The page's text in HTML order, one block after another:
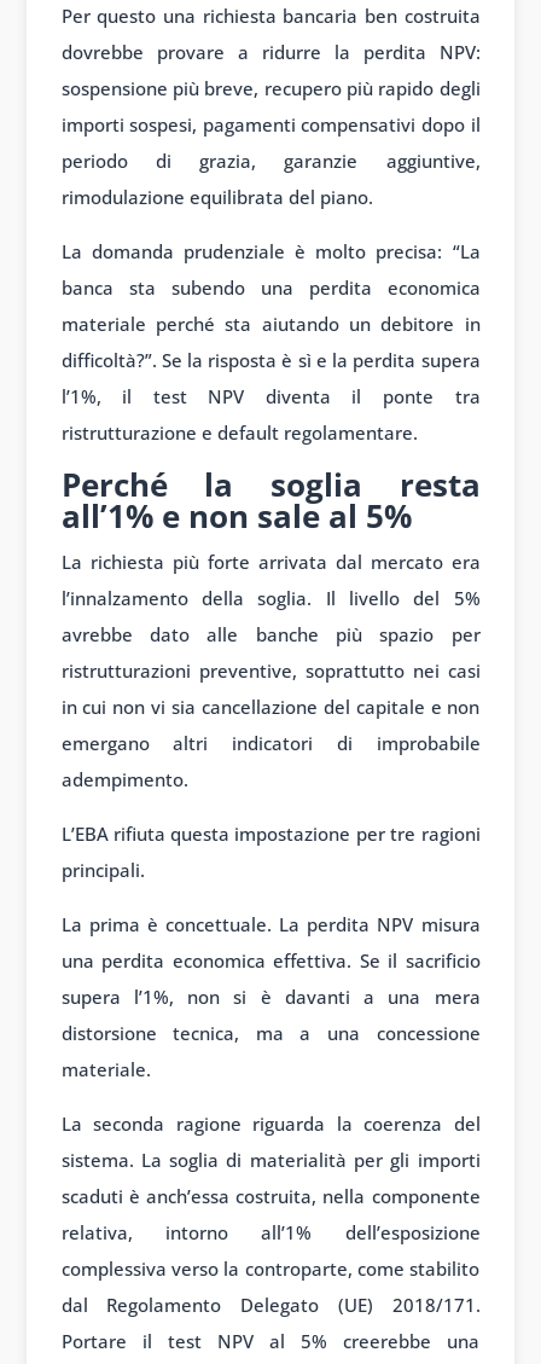
Per questo una richiesta bancaria ben costruita
dovrebbe provare a ridurre la perdita NPV:
sospensione più breve, recupero più rapido degli
importi sospesi, pagamenti compensativi dopo il
periodo di grazia, garanzie aggiuntive,
rimodulazione equilibrata del piano.
La domanda prudenziale è molto precisa: “La
banca sta subendo una perdita economica
materiale perché sta aiutando un debitore in
difficoltà?”. Se la risposta è sì e la perdita supera
l’1%, il test NPV diventa il ponte tra
ristrutturazione e default regolamentare.
Perché la soglia resta
all’1% e non sale al 5%
La richiesta più forte arrivata dal mercato era
l’innalzamento della soglia. Il livello del 5%
avrebbe dato alle banche più spazio per
ristrutturazioni preventive, soprattutto nei casi
in cui non vi sia cancellazione del capitale e non
emergano altri indicatori di improbabile
adempimento.
L’EBA rifiuta questa impostazione per tre ragioni
principali.
La prima è concettuale. La perdita NPV misura
una perdita economica effettiva. Se il sacrificio
supera l’1%, non si è davanti a una mera
distorsione tecnica, ma a una concessione
materiale.
La seconda ragione riguarda la coerenza del
sistema. La soglia di materialità per gli importi
scaduti è anch’essa costruita, nella componente
relativa, intorno all’1% dell’esposizione
complessiva verso la controparte, come stabilito
dal Regolamento Delegato (UE) 2018/171.
Portare il test NPV al 5% creerebbe una